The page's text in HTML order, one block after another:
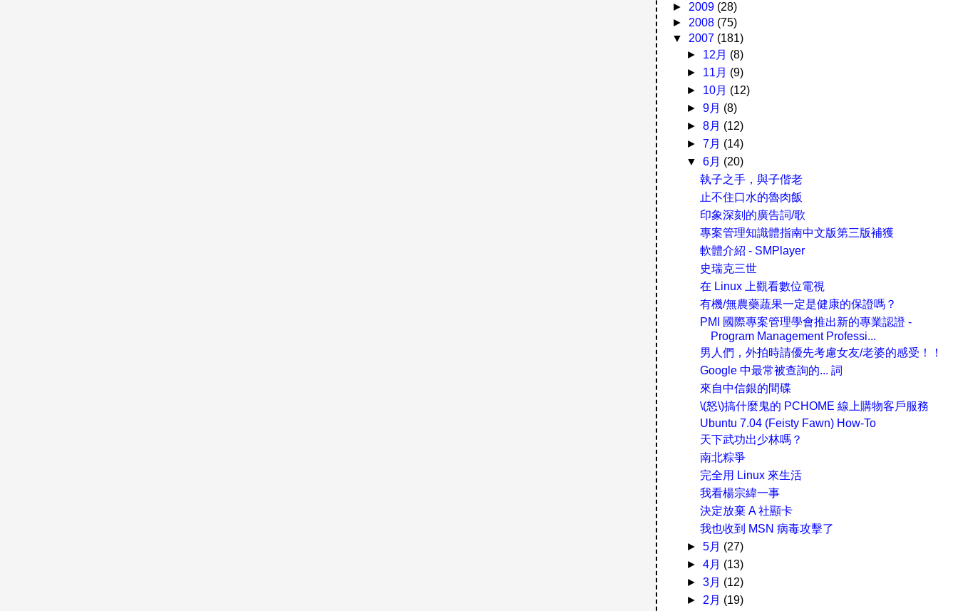
► 2009 (28)
► 2008 (75)
▼ 2007 (181)
► 12月 (8)
► 11月 (9)
► 10月 (12)
► 9月 (8)
► 8月 (12)
► 7月 (14)
▼ 6月 (20)
執子之手，與子偕老
止不住口水的魯肉飯
印象深刻的廣告詞/歌
專案管理知識體指南中文版第三版補獲
軟體介紹 - SMPlayer
史瑞克三世
在 Linux 上觀看數位電視
有機/無農藥蔬果一定是健康的保證嗎？
PMI 國際專案管理學會推出新的專業認證 -
Program Management Professi...
男人們，外拍時請優先考慮女友/老婆的感受！！
Google 中最常被查詢的... 詞
來自中信銀的間碟
\(怒\)搞什麼鬼的 PCHOME 線上購物客戶服務
Ubuntu 7.04 (Feisty Fawn) How-To
天下武功出少林嗎？
南北粽爭
完全用 Linux 來生活
我看楊宗緯一事
決定放棄 A 社顯卡
我也收到 MSN 病毒攻擊了
► 5月 (27)
► 4月 (13)
► 3月 (12)
► 2月 (19)